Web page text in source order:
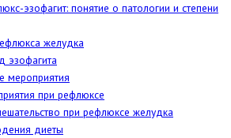
эзофагит: понятие о патологии и степени
желудка
эзофагита
мероприятия
при рефлюксе
при рефлюксе желудка
диеты